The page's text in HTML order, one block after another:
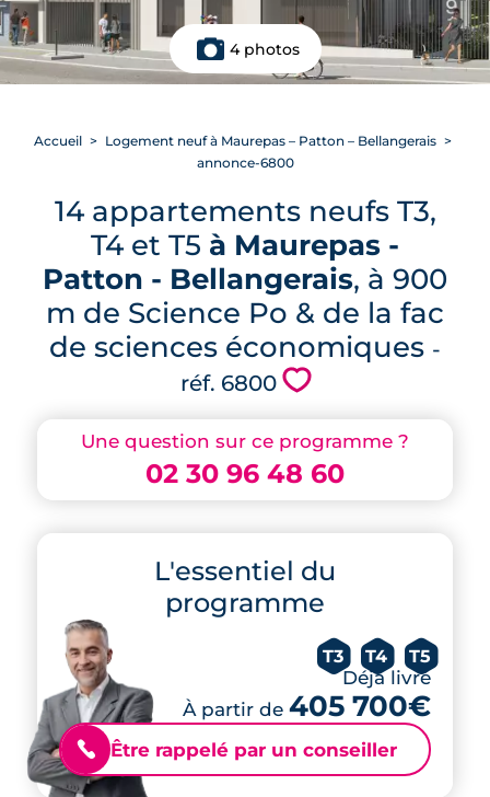
4 photos
Une question sur ce programme ?
02 30 96 48 60
L'essentiel du
programme
T3 T4 T5
Déjà livré
À partir de 405 700€
📞 Être rappelé par un conseiller
Accueil
Logement neuf à Maurepas – Patton – Bellangerais
annonce-6800
14 appartements neufs T3,
T4 et T5 à Maurepas -
Patton - Bellangerais, à 900
m de Science Po & de la fac
de sciences économiques -
réf. 6800 💗